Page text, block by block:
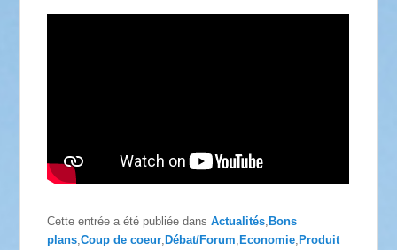
Cette entrée a été publiée dansActualités, Bons
plans,Coup de coeur, Débat/Forum, Economie, Produit